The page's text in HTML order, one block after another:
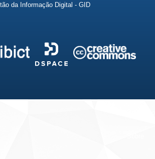
da Informação Digital - GID